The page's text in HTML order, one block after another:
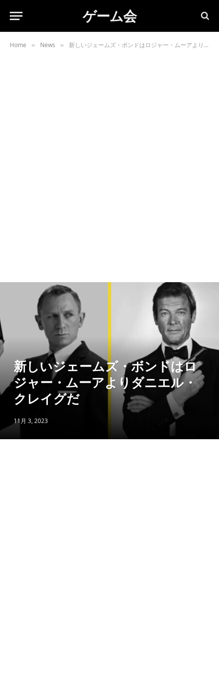
ゲーム会
Home » News » 新しいジェームズ・ボンドはロジャー・ムーアよりダニエル・クレイグだ
新しいジェームズ・ボンドはロ
ジャー・ムーアよりダニエル・
クレイグだ
11月 3, 2023